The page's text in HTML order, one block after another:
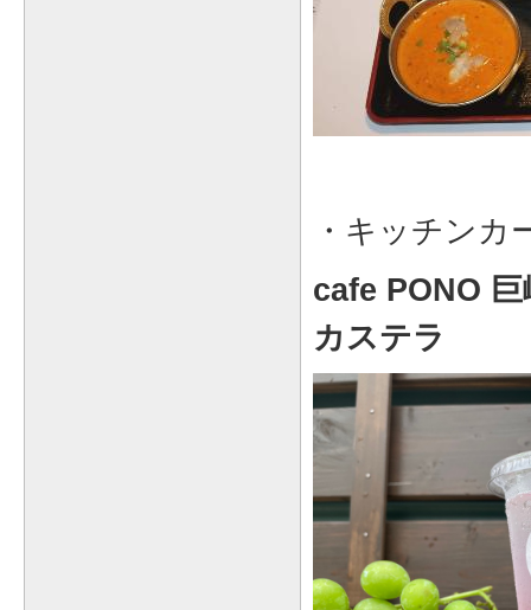
・キッチンカ
cafe PONO
カステラ